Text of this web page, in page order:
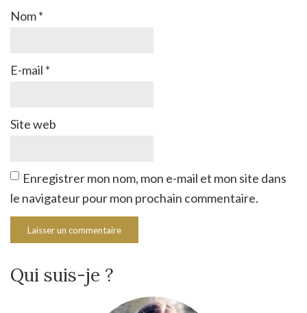
Nom*
E-mail *
Site web
Enregistrer mon nom, mon e-mail et mon site dans
le navigateur pour mon prochain commentaire.
Qui suis-je ?